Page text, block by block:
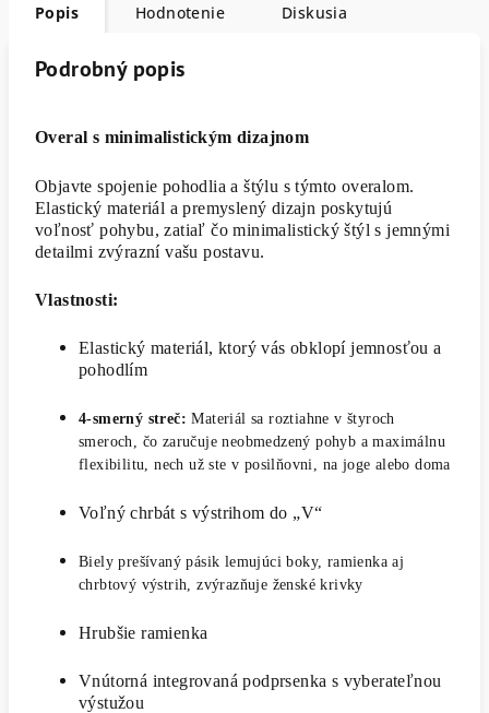
Popis Hodnotenie Diskusia
Podrobný popis
Overal s minimalistickým dizajnom
Objavte spojenie pohodlia a štýlu s týmto overalom.
Elastický materiál a premyslený dizajn poskytujú
voľnosť pohybu, zatiaľ čo minimalistický štýl s jemnými
detailmi zvýrazní vašu postavu.
Vlastnosti:
Elastickýmateriál, ktorý vás obklopí jemnosťou a
pohodlím
4-smerný streč: Materiál sa roztiahne v štyroch
smeroch, čo zaručuje neobmedzený pohyb a maximálnu
flexibilitu, nech už ste v posilňovni, na joge alebo doma
Voľný chrbát s výstrihom do „V“
Biely prešívaný pásik lemujúci boky, ramienka aj
chrbtový výstrih, zvýrazňuje ženské krivky
Hrubšie ramienka
Vnútorná integrovaná podprsenka s vyberateľnou
výstužou